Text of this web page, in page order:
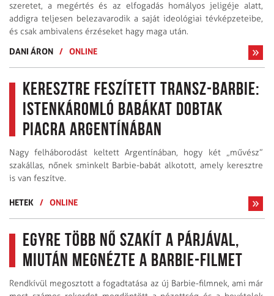
szeretet, a megértés és az elfogadás homályos jeligéje alatt,
addigra teljesen belezavarodik a saját ideológiai tévképzeteibe,
és csak ambivalens érzéseket hagy maga után.
DANI ÁRON / ONLINE
Keresztre feszített transz-Barbie:
istenkáromló babákat dobtak
piacra Argentínában
Nagy felháborodást keltett Argentínában, hogy két „művész”
szakállas, nőnek sminkelt Barbie-babát alkotott, amely keresztre
is van feszítve.
HETEK / ONLINE
Egyre több nő szakít a párjával,
miután megnézte a Barbie-filmet
Rendkívül megosztott a fogadtatása az új Barbie-filmnek, ami már